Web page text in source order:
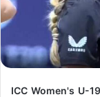
ICC Women's U-